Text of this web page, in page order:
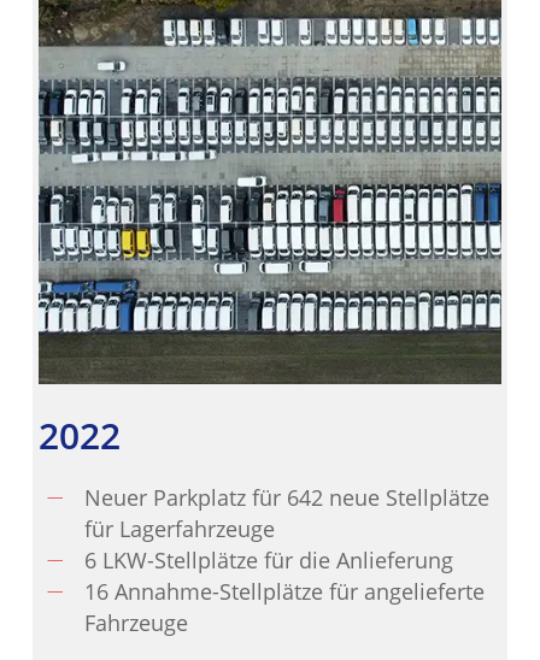
2022
Neuer Parkplatz für 642 neue Stellplätze
für Lagerfahrzeuge
6 LKW-Stellplätze für die Anlieferung
16 Annahme-Stellplätze für angelieferte
Fahrzeuge